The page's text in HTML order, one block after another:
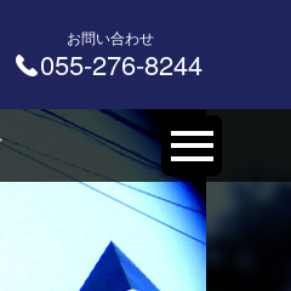
お問い合わせ
055-276-8244